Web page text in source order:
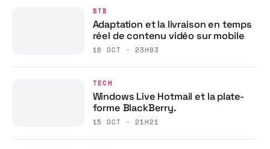
BTB
Adaptation et la livraison en temps
réel de contenu vidéo sur mobile
16 OCT · 23H03
TECH
Windows Live Hotmail et la plate-
forme BlackBerry.
15 OCT · 21H21